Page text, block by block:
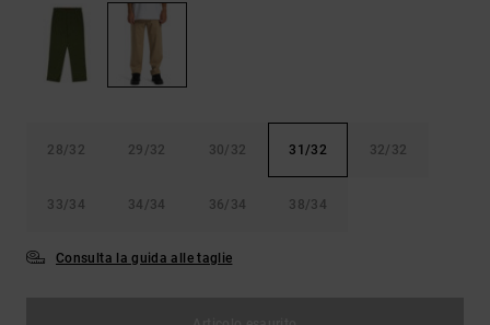
risposte
più
modulo di
28/32 29/32 30/32 31/32 32/32
33/34 34/34 36/34 38/34
Consulta la guida alle taglie